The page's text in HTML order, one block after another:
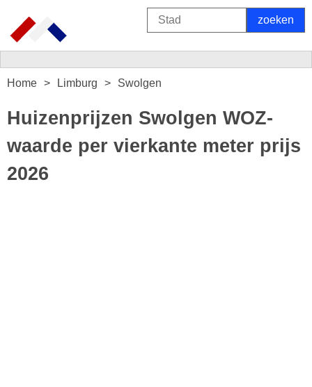
Home Limburg Swolgen
Huizenprijzen Swolgen WOZ-
waarde per vierkante meter prijs
2026